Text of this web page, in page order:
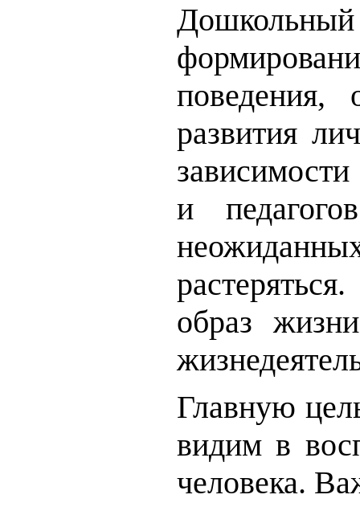
развития
и
образ
Главную
видим в
человека.